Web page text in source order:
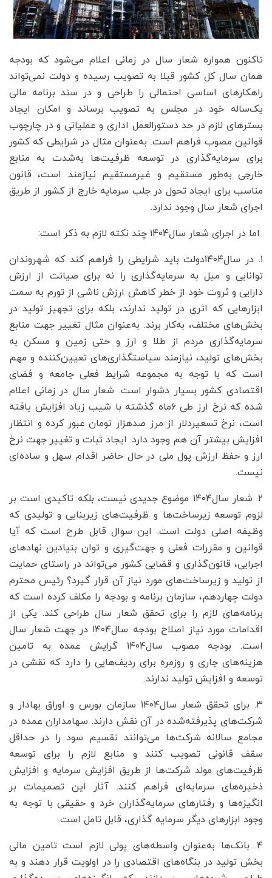
تاکنون همواره شعار سال در زمانی اعلام می‌شود که بودجه
همان سال کل کشور قبلا به تصویب رسیده و دولت نمی‌تواند
راهکارهای اساسی احتمالی را طراحی و در سند برنامه مالی
یک‌ساله خود در مجلس به تصویب برساند و امکان ایجاد
بسترهای لازم در حد دستورالعمل اداری و عملیاتی و در چارچوب
قوانین مصوب فراهم است. به‌عنوان مثال در شرایطی که کشور
برای سرمایه‌گذاری در توسعه ظرفیت‌ها به‌شدت به منابع
خارجی به‌طور مستقیم و غیرمستقیم نیازمند است، قانون
مناسب برای ایجاد تحول در جلب سرمایه خارج از کشور از طریق
اجرای شعار سال وجود ندارد.
اما در اجرای شعار سال۱۴۰۴ چند نکته لازم به ذکر است:
۱. در سال۱۴۰۴دولت باید شرایطی را فراهم کند که شهروندان
توانایی و میل به سرمایه‌گذاری را نه برای صیانت از ارزش
دارایی و ثروت خود از خطر کاهش ارزش ناشی از تورم به سمت
ابزارهایی که اثری در تولید ندارند، بلکه برای تجهیز تولید در
بخش‌های مختلف، به‌کار برند. به‌عنوان مثال تغییر جهت منابع
سرمایه‌گذاری مردم از طلا و ارز و حتی زمین و مسکن به
بخش‌های تولید، نیازمند سیاستگذاری‌های تعیین‌کننده و مهم
است که با توجه به مجموعه شرایط فعلی جامعه و فضای
اقتصادی کشور بسیار دشوار است. شعار سال در زمانی اعلام
شده که نرخ ارز طی ۶ماه گذشته با شیب زیاد افزایش یافته
است، نرخ تسعیردلار از مرز صدهزار تومان عبور کرده و انتظار
افزایش بیشتر آن هم وجود دارد. ایجاد ثبات و تغییر جهت نرخ
ارز و حفظ ارزش پول ملی در حال حاضر اقدام سهل و ساده‌ای
نیست.
۲. شعار سال۱۴۰۴ موضوع جدیدی نیست، بلکه تاکیدی است بر
لزوم توسعه زیرساخت‌ها و ظرفیت‌های زیربنایی و تولیدی که
وظیفه اصلی دولت است. این سوال قابل طرح است که آیا
قوانین و مقررات فعلی و جهت‌گیری و توان بنیادین نهادهای
اجرایی، قانون‌گذاری و قضایی کشور می‌تواند در راستای حمایت
از تولید و زیرساخت‌های مورد نیاز آن قرار گیرد؟ رئیس محترم
دولت چهاردهم، سازمان برنامه و بودجه را مکلف کرده است که
برنامه‌های لازم را برای تحقق شعار سال طراحی کند. یکی از
اقدامات مورد نیاز اصلاح بودجه سال۱۴۰۴ در جهت شعار سال
است. بودجه مصوب سال۱۴۰۴ گرایش عمده به تامین
هزینه‌های جاری و روزمره برای ردیف‌هایی را دارد که نقشی در
توسعه و افزایش تولید ندارند.
۳. برای تحقق شعار سال۱۴۰۴ سازمان بورس و اوراق بهادار و
شرکت‌های پذیرفته‌شده در آن نقش دارند. سهامداران عمده در
مجامع سالانه شرکت‌ها می‌توانند تقسیم سود را در حداقل
سقف قانونی تصویب کنند و منابع لازم را برای توسعه
ظرفیت‌های مولد شرکت‌ها از طریق افزایش سرمایه و افزایش
ذخیره‌های سرمایه‌ای فراهم کنند. آثار این تصمیمات بر
انگیزه‌ها و رفتارهای سرمایه‌گذاران خرد و حقیقی با توجه به
وجود ابزارهای دیگر سرمایه گذاری، قابل تامل است.
۴. بانک‌ها به‌عنوان واسطه‌های پولی لازم است تامین مالی
بخش تولید در بنگاه‌های اقتصادی را در اولویت قرار دهند و به